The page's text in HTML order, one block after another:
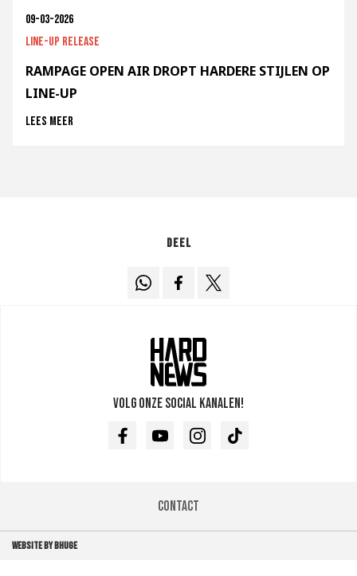
09-03-2026
Line-up release
RAMPAGE OPEN AIR DROPT HARDERE STIJLEN OP
LINE-UP
Lees meer
Deel
Volg onze social kanalen!
FacebookYoutubeInstagramTikTok
Contact
WEBSITE BY BHUGE